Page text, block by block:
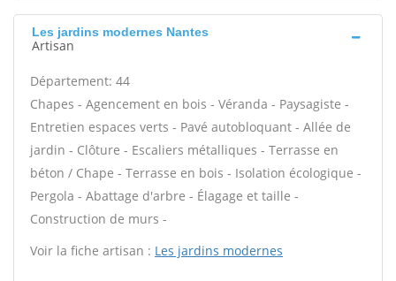
Les jardins modernes Nantes
Artisan
Département: 44
Chapes - Agencement en bois - Véranda - Paysagiste -
Entretien espaces verts - Pavé autobloquant - Allée de
jardin - Clôture - Escaliers métalliques - Terrasse en
béton / Chape - Terrasse en bois - Isolation écologique -
Pergola - Abattage d'arbre - Élagage et taille -
Construction de murs -
Voir la fiche artisan : Les jardins modernes